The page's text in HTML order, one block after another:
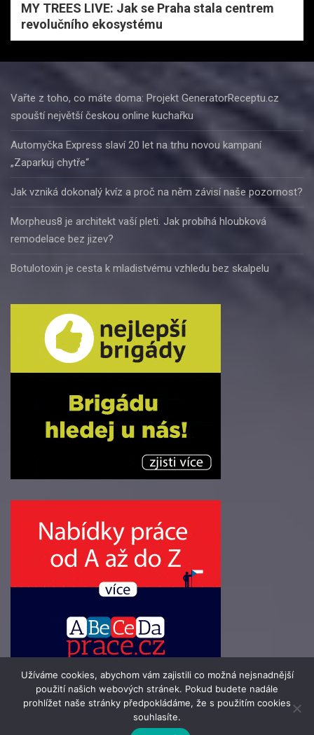
MY TREES LIVE: Jak se Praha stala centrem
revolučního ekosystému
Vařte z toho, co máte doma: Projekt GeneratorReceptu.cz
spouští největší českou online kuchařku
Automyčka Express slaví 20 let na trhu novou kampaní
„Zaparkuj chytře“
Jak vzniká dokonalý kvíz a proč na něm závisí naše pozornost?
Morpheus8 je architekt vaší pleti. Jak probíhá hloubková
remodelace bez jizev?
Botulotoxin je cesta k mladistvému vzhledu bez skalpelu
© 2016 - 2026 Info-Zpravodaj.cz | člen skupiny 123jobs Media |
Užíváme cookies, abychom vám zajistili co možná nejsnadnější
použití našich webových stránek. Pokud budete nadále
prohlížet naše stránky předpokládáme, že s použitím cookies
souhlasíte.